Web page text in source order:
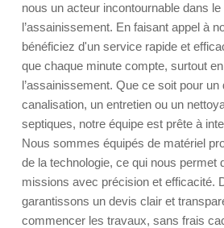
nous un acteur incontournable dans
l’assainissement. En faisant appel à
bénéficiez d'un service rapide et
que chaque minute compte, surtout
l’assainissement. Que ce soit pour un
canalisation, un entretien ou un
septiques, notre équipe est prête à
Nous sommes équipés de matériel
de la technologie, ce qui nous permet
missions avec précision et efficacité.
garantissons un devis clair et
commencer les travaux, sans frais